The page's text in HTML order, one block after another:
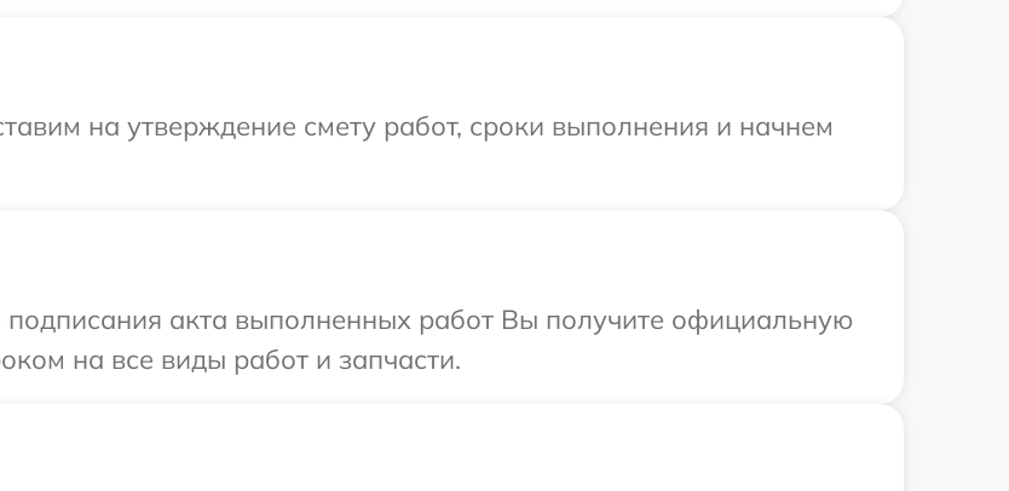
на утверждение смету работ, сроки выполнения и начнем
подписания акта выполненных работ Вы получите официальную
на все виды работ и запчасти.